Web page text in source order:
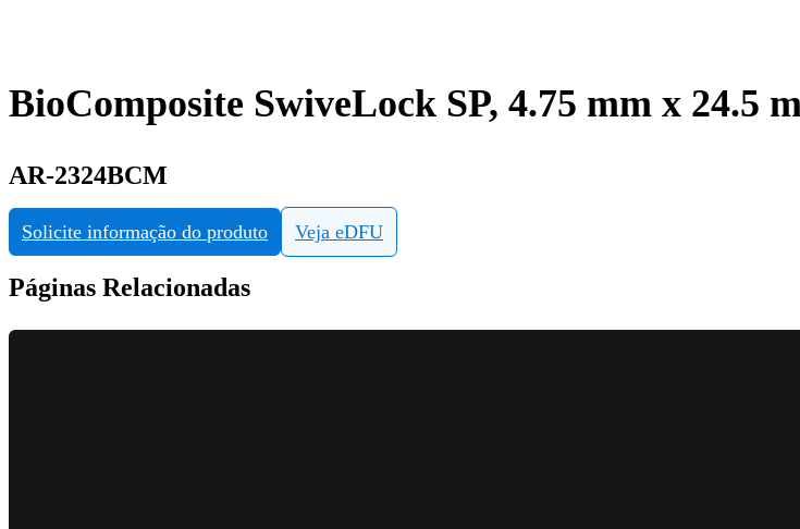
BioComposite SwiveLock SP, 4.75 mm x 24.5
AR-2324BCM
Solicite informação do produto Veja eDFU
Páginas Relacionadas